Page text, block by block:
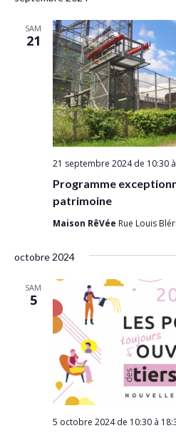
SAM
21
Programme
patrimoine
21 septembre 2024 de 10:30à
Maison RêVée Rue Louis
octobre 2024
SAM
5
5 octobre 2024 de 10:30à